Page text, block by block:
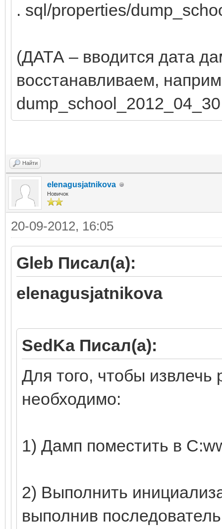
. sql/properties/
(ДАТА – вводится дата
восстанавливаем,
Найти
elenagusjatnikova
Новичок
20-09-2012, 16:05
Gleb Писал(а):
elenagusjatnikova
SedKa Писал(а):
Для того, чтобы
необходимо:
1) Дамп поместить в
2) Выполнить
выполнив